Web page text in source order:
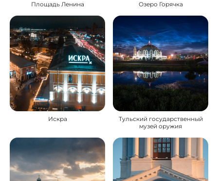
Площадь Ленина Озеро Горячка
Искра
Тульский государственный
музей оружия